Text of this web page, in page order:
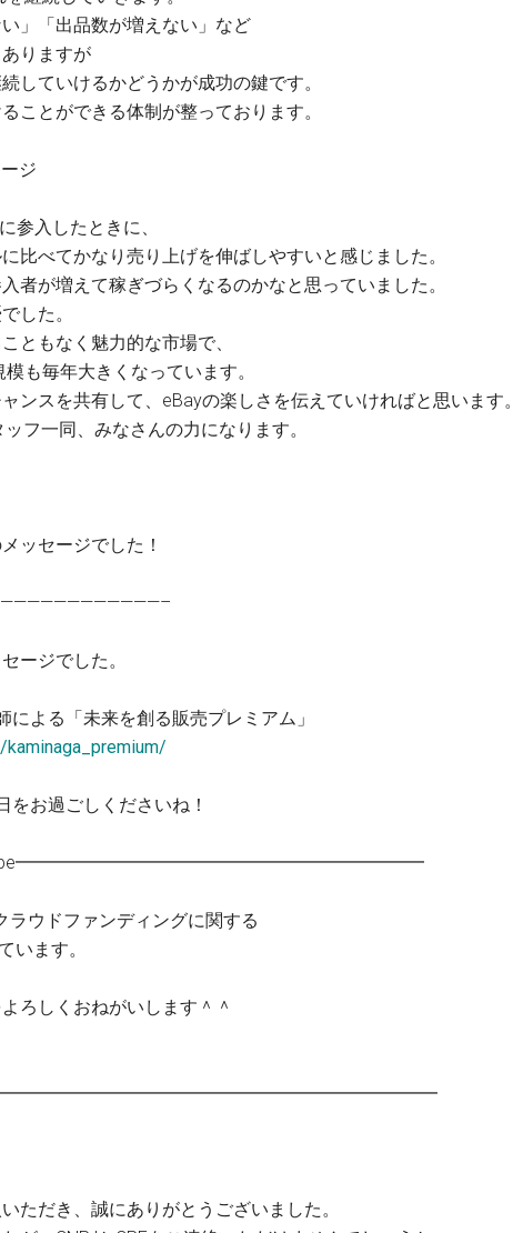
」「出品数が増えない」など
りますが
していけるかどうかが成功の鍵です。
ことができる体制が整っております。
ジ
参入したときに、
比べてかなり売り上げを伸ばしやすいと感じました。
者が増えて稼ぎづらくなるのかなと思っていました。
した。
ともなく魅力的な市場で、
も毎年大きくなっています。
ンスを共有して、eBayの楽しさを伝えていければと思います。
フ一同、みなさんの力になります。
ッセージでした！
ージでした。
による「未来を創る販売プレミアム」
をお過ごしくださいね！
ラウドファンディングに関する
います。
ろしくおねがいします＾＾
文━━━━━━━━━━━━━━━━━━━━━━━━━━
ただき、誠にありがとうございました。